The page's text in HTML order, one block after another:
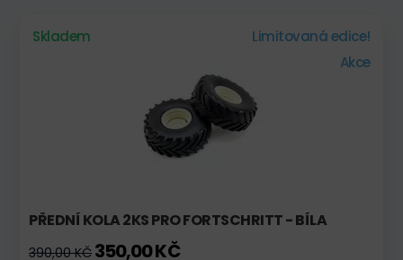
Skladem
Limitovaná edice!
Akce
PŘEDNÍ KOLA 2KS PRO FORTSCHRITT - BÍLA
390,00 KČ 350,00 KČ